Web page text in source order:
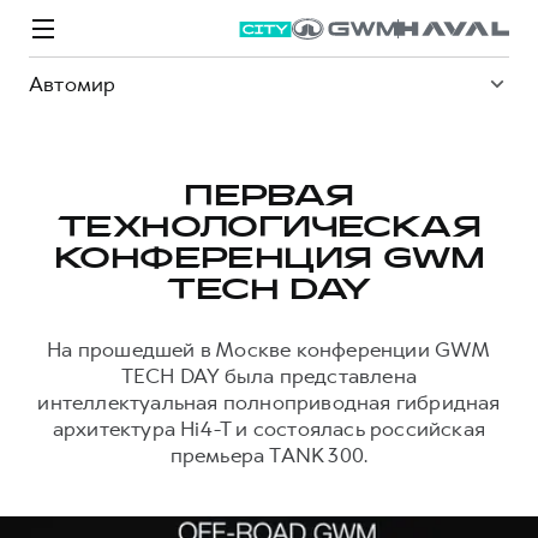
Автомир
Модели
JOLION
Покупателям
Автомобили в наличии
Конфигуратор HAVAL
Аксессуары HAVAL
Владельцам
Все о сервисе
Запись на сервис
Моторное масло
Спецпредложения
Покупателям
Владельцам
О дилере
Новости
ИНФОРМАЦИЯ О ДИЛЕРЕ
ПЕРВАЯ
ТЕХНОЛОГИЧЕСКАЯ
КОНФЕРЕНЦИЯ GWM
TECH DAY
На прошедшей в Москве конференции GWM
TECH DAY была представлена
интеллектуальная полноприводная гибридная
архитектура Hi4-T и состоялась российская
премьера TANK 300.